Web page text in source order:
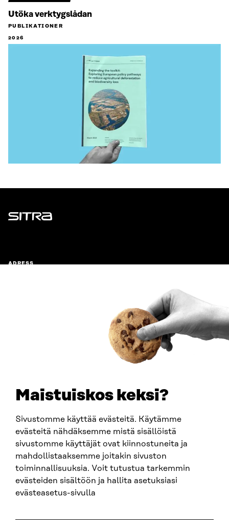
Maistuiskos keksi?
Sivustomme käyttää evästeitä. Käytämme
evästeitä nähdäksemme mistä sisällöistä
sivustomme käyttäjät ovat kiinnostuneita ja
mahdollistaaksemme joitakin sivuston
toiminnallisuuksia. Voit tutustua tarkemmin
evästeiden sisältöön ja hallita asetuksiasi
evästeasetus-sivulla
Utöka verktygslådan
PUBLIKATIONER
2026
Sitra
ADRESS
fornamn.efternamn@sitra.fi
SITRA PÅ SOCIALA MEDIER
LinkedIn
Instagram
YouTube